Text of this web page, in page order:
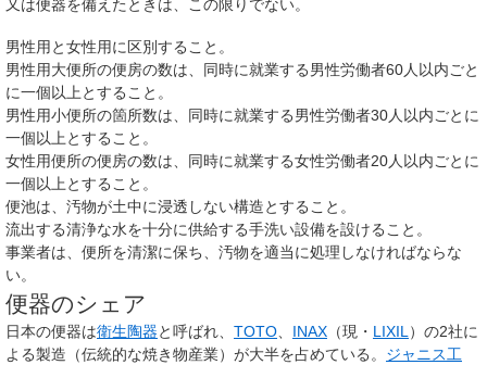
又は便器を備えたときは、この限りでない。
男性用と女性用に区別すること。
男性用大便所の便房の数は、同時に就業する男性労働者60人以内ごと
に一個以上とすること。
男性用小便所の箇所数は、同時に就業する男性労働者30人以内ごとに
一個以上とすること。
女性用便所の便房の数は、同時に就業する女性労働者20人以内ごとに
一個以上とすること。
便池は、汚物が土中に浸透しない構造とすること。
流出する清浄な水を十分に供給する手洗い設備を設けること。
事業者は、便所を清潔に保ち、汚物を適当に処理しなければならな
い。
便器のシェア
日本の便器は衛生陶器と呼ばれ、 TOTO、 INAX （現・ LIXIL）の2社に
よる製造（伝統的な焼き物産業）が大半を占めている。 ジャニス工